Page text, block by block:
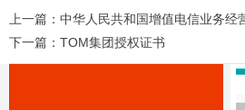
上一篇： 中华人民共和国增值电信业务经
下一篇： TOM集团授权证书